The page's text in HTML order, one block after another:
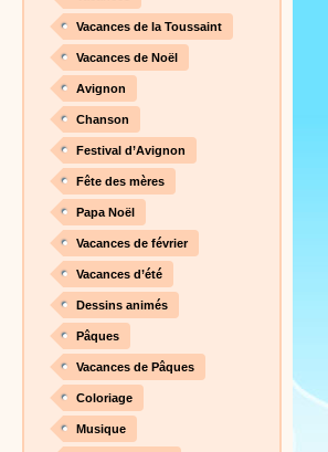
Vacances de la Toussaint
Vacances de Noël
Avignon
Chanson
Festival d’Avignon
Fête des mères
Papa Noël
Vacances de février
Vacances d’été
Dessins animés
Pâques
Vacances de Pâques
Coloriage
Musique